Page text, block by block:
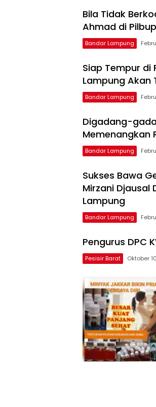
Bila Tidak
Ahmad di
Bandar Lampung
Siap Tempur di
Lampung Akan
Bandar Lampung
Digadang-
Memenangkan
Bandar Lampung
Sukses Bawa
Mirzani Djausal
Lampung
Bandar Lampung
Pengurus DPC
Pesisir Barat Oktober